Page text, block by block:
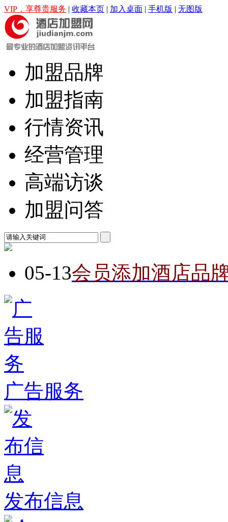
VIP，享尊贵服务 | 收藏本页 | 加入桌面 | 手机版 | 无图版
加盟品牌
加盟指南
行情资讯
经营管理
高端访谈
加盟问答
05-13会员添加酒店品
广告服务
发布信息